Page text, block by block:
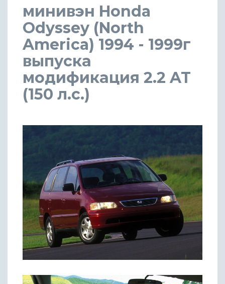
минивэн Honda
Odyssey (North
America) 1994 - 1999г
выпуска
модификация 2.2 AT
(150 л.с.)